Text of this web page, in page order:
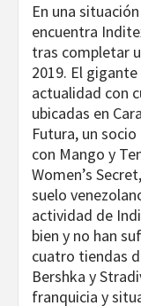
En una
encuentra
tras completar
2019. El
actualidad con
ubicadas en
Futura, un
con Mango y
Women’s
suelo
actividad de
bien y no han
cuatro tiendas
Bershka y
franquicia y